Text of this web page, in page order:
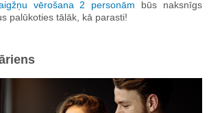
vērošana 2 personām būs naksnīgs
palūkoties tālāk, kā parasti!